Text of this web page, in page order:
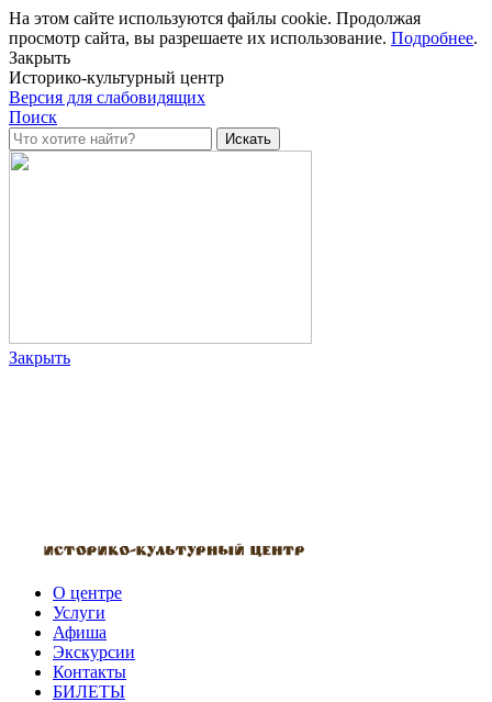
На этом сайте используются файлы cookie. Продолжая
просмотр сайта, вы разрешаете их использование. Подробнее.
Закрыть
Историко-культурный центр
Версия для слабовидящих
Поиск
Закрыть
О центре
Услуги
Афиша
Экскурсии
Контакты
БИЛЕТЫ